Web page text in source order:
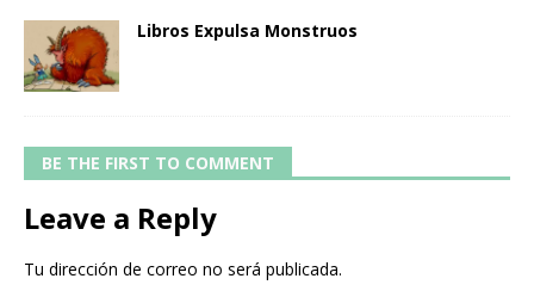
Libros Expulsa Monstruos
BE THE FIRST TO COMMENT
Leave a Reply
Tu dirección de correo no será publicada.